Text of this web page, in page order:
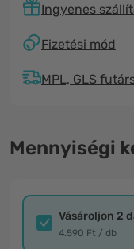
Ingyenes
Fizetési mód
MPL, GLS
Mennyiségi
Vásároljon 2
4.590 Ft / db